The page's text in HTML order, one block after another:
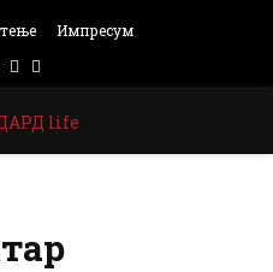
Импресум
Instagram
Email